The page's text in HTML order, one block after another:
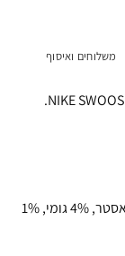
משלוחים ואיסוף
– הרכב חומרים: 72% כותנה, 12% ניילון, 11% פוליאסטר, 4% גומי, 1%